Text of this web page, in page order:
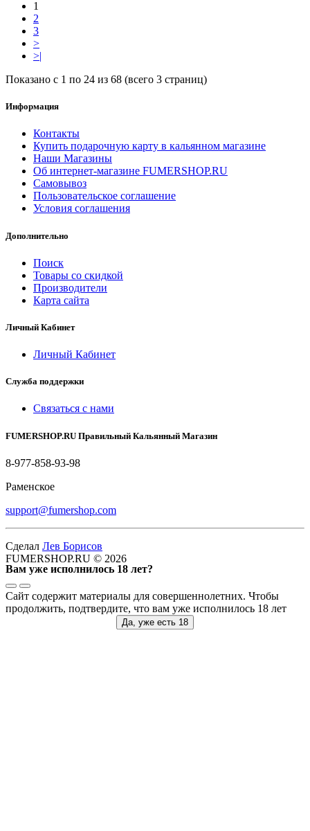
1
2
3
>
>|
Показано с 1 по 24 из 68 (всего 3 страниц)
Информация
Контакты
Купить подарочную карту в кальянном магазине
Наши Магазины
Об интернет-магазине FUMERSHOP.RU
Самовывоз
Пользовательское соглашение
Условия соглашения
Дополнительно
Поиск
Товары со скидкой
Производители
Карта сайта
Личный Кабинет
Личный Кабинет
Служба поддержки
Связаться с нами
FUMERSHOP.RU Правильный Кальянный Магазин
8-977-858-93-98
Раменское
support@fumershop.com
Сделал Лев Борисов
FUMERSHOP.RU © 2026
Вам уже исполнилось 18 лет?
Сайт содержит материалы для совершеннолетних. Чтобы
продолжить, подтвердите, что вам уже исполнилось 18 лет
Да, уже есть 18